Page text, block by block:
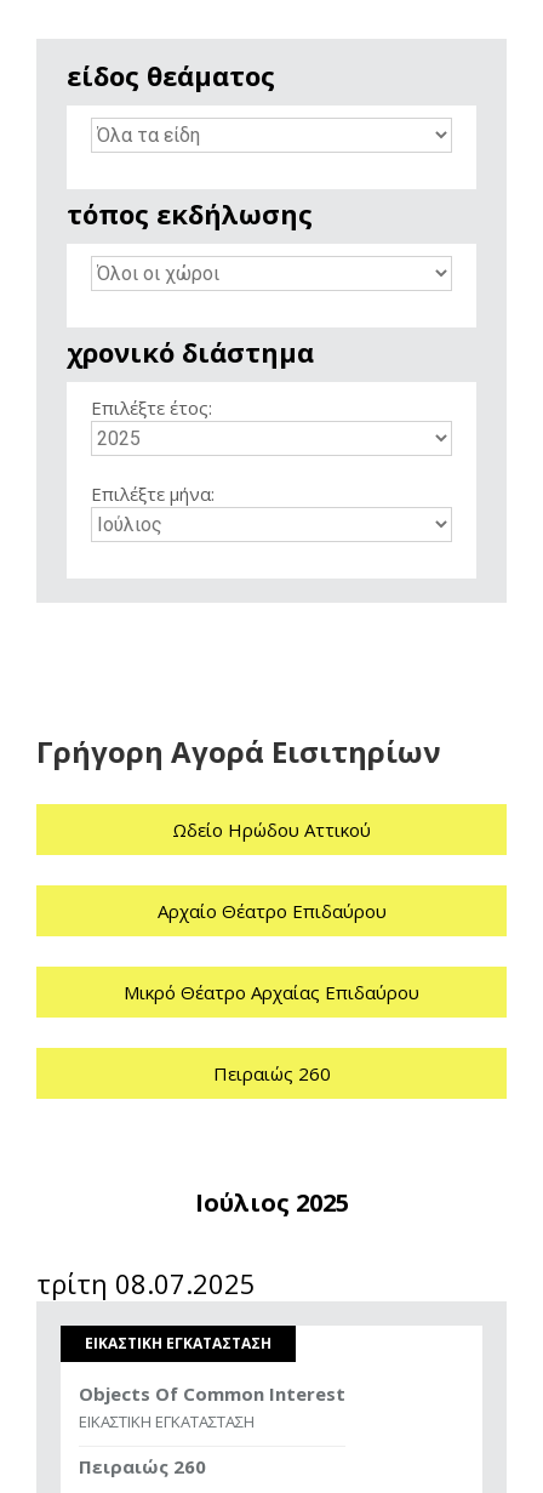
είδος θεάματος
τόπος εκδήλωσης
χρονικό διάστημα
Επιλέξτε έτος:
Επιλέξτε μήνα:
Γρήγορη Αγορά Εισιτηρίων
Ωδείο Ηρώδου Αττικού
Αρχαίο Θέατρο Επιδαύρου
Μικρό Θέατρο Αρχαίας Επιδαύρου
Πειραιώς 260
Ιούλιος 2025
τρίτη 08.07.2025
ΕΙΚΑΣΤΙΚΗ ΕΓΚΑΤΑΣΤΑΣΗ
Objects Of Common Interest
ΕΙΚΑΣΤΙΚΗ ΕΓΚΑΤΑΣΤΑΣΗ
Πειραιώς 260